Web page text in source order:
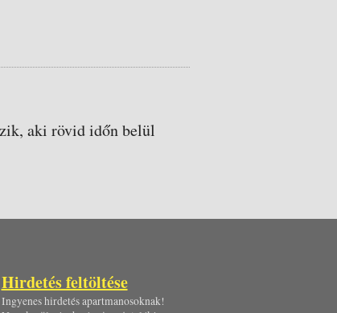
aki rövid időn belül
Hirdetés feltöltése
Ingyenes hirdetés apartmanosoknak!